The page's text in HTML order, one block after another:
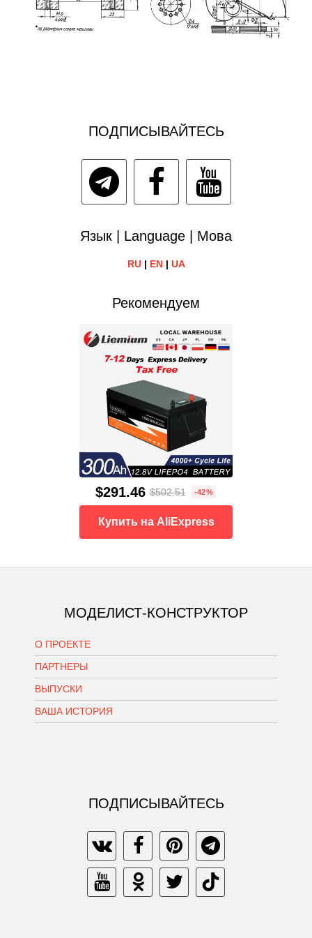
ПОДПИСЫВАЙТЕСЬ
Язык | Language | Мова
RU| EN| UA
Рекомендуем
$291.46 $502.51 -42%
Купить на AliExpress
МОДЕЛИСТ-КОНСТРУКТОР
О ПРОЕКТЕ
ПАРТНЕРЫ
ВЫПУСКИ
ВАША ИСТОРИЯ
ПОДПИСЫВАЙТЕСЬ